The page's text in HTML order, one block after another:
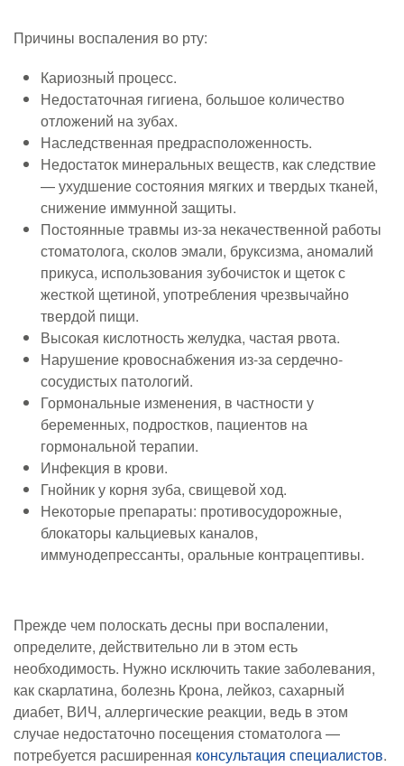
Причины воспаления во рту:
Кариозный процесс.
Недостаточная гигиена, большое количество
отложений на зубах.
Наследственная предрасположенность.
Недостаток минеральных веществ, как следствие
— ухудшение состояния мягких и твердых тканей,
снижение иммунной защиты.
Постоянные травмы из-за некачественной работы
стоматолога, сколов эмали, бруксизма, аномалий
прикуса, использования зубочисток и щеток с
жесткой щетиной, употребления чрезвычайно
твердой пищи.
Высокая кислотность желудка, частая рвота.
Нарушение кровоснабжения из-за сердечно-
сосудистых патологий.
Гормональные изменения, в частности у
беременных, подростков, пациентов на
гормональной терапии.
Инфекция в крови.
Гнойник у корня зуба, свищевой ход.
Некоторые препараты: противосудорожные,
блокаторы кальциевых каналов,
иммунодепрессанты, оральные контрацептивы.
Прежде чем полоскать десны при воспалении,
определите, действительно ли в этом есть
необходимость. Нужно исключить такие заболевания,
как скарлатина, болезнь Крона, лейкоз, сахарный
диабет, ВИЧ, аллергические реакции, ведь в этом
случае недостаточно посещения стоматолога —
потребуется расширенная консультация специалистов.